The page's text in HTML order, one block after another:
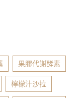
果膠代謝酵素
檸檬汁沙拉